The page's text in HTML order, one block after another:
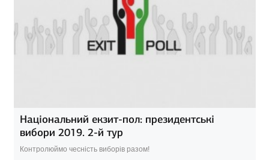
Національний екзит-пол: президентські
вибори 2019. 2-й тур
Контролюймо чесність виборів разом!